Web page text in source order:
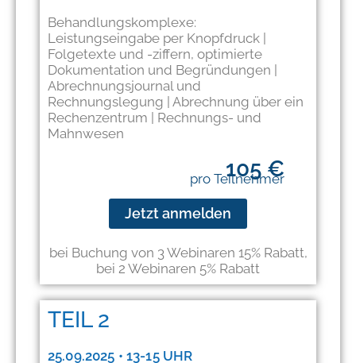
Behandlungskomplexe:
Leistungseingabe per Knopfdruck |
Folgetexte und -ziffern, optimierte
Dokumentation und Begründungen |
Abrechnungsjournal und
Rechnungslegung | Abrechnung über ein
Rechenzentrum | Rechnungs- und
Mahnwesen
105 €
pro Teilnehmer
Jetzt anmelden
bei Buchung von 3 Webinaren 15% Rabatt,
bei 2 Webinaren 5% Rabatt​
TEIL 2
25.09.2025 • 13-15 UHR